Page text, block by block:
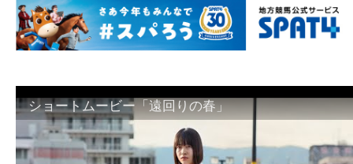
ショートムービー「遠回りの春」